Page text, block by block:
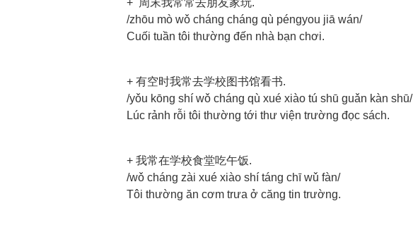
+ 周末我常常去朋友家玩.
/zhōu mò wǒ cháng cháng qù péngyou jiā wán/
Cuối tuần tôi thường đến nhà bạn chơi.
+ 有空时我常去学校图书馆看书.
/yǒu kōng shí wǒ cháng qù xué xiào tú shū guǎn kàn shū/
Lúc rảnh rỗi tôi thường tới thư viện trường đọc sách.
+ 我常在学校食堂吃午饭.
/wǒ cháng zài xué xiào shí táng chī wǔ fàn/
Tôi thường ăn cơm trưa ở căng tin trường.